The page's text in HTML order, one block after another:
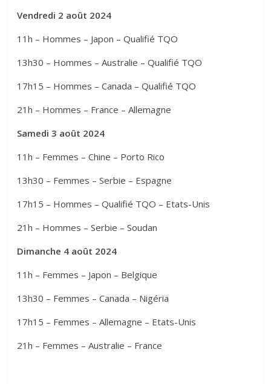
Vendredi 2 août 2024
11h – Hommes – Japon – Qualifié TQO
13h30 – Hommes – Australie – Qualifié TQO
17h15 – Hommes – Canada – Qualifié TQO
21h – Hommes – France – Allemagne
Samedi 3 août 2024
11h – Femmes – Chine – Porto Rico
13h30 – Femmes – Serbie – Espagne
17h15 – Hommes – Qualifié TQO – Etats-Unis
21h – Hommes – Serbie – Soudan
Dimanche 4 août 2024
11h – Femmes – Japon – Belgique
13h30 – Femmes – Canada – Nigéria
17h15 – Femmes – Allemagne – Etats-Unis
21h – Femmes – Australie – France